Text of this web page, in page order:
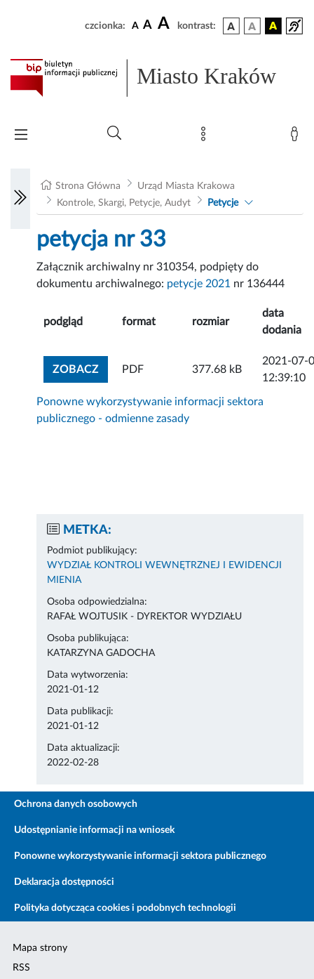
czcionka: A A A kontrast:
Miasto Kraków
Strona Główna
Urząd Miasta Krakowa
Kontrole, Skargi, Petycje, Audyt
Petycje
petycja nr 33
Załącznik archiwalny nr 310354, podpięty do
dokumentu archiwalnego: petycje 2021 nr 136444
podgląd format rozmiar
data
dodania
ZOBACZZOBACZ ZAŁĄCZNIK
PDF 377.68 kB
2021-07-
12:39:10
Ponowne wykorzystywanie informacji sektora
publicznego - odmienne zasady
METKA:
Podmiot publikujący:
WYDZIAŁ KONTROLI WEWNĘTRZNEJ I EWIDENCJI
MIENIA
Osoba odpowiedzialna:
RAFAŁ WOJTUSIK - DYREKTOR WYDZIAŁU
Osoba publikująca:
KATARZYNA GADOCHA
Data wytworzenia:
2021-01-12
Data publikacji:
2021-01-12
Data aktualizacji:
2022-02-28
Ochrona danych osobowych
Udostępnianie informacji na wniosek
Ponowne wykorzystywanie informacji sektora publicznego
Deklaracja dostępności
Polityka dotycząca cookies i podobnych technologii
Mapa strony
RSS